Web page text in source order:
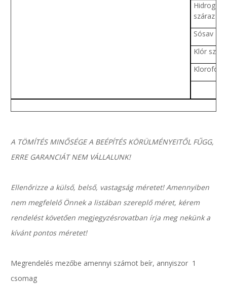
száraz
Sósav
Klór
Kloroform
A TÖMÍTÉS MINŐSÉGE A BEÉPÍTÉS KÖRÜLMÉNYEITŐL FŰGG,
ERRE GARANCIÁT NEM VÁLLALUNK!
Ellenőrizze a külső, belső, vastagság méretet! Amennyiben
nem megfelelő Önnek a listában szereplő méret, kérem
rendelést követően megjegyzésrovatban írja meg nekünk a
kívánt pontos méretet!
Megrendelés mezőbe amennyi számot beír, annyiszor 1
csomag